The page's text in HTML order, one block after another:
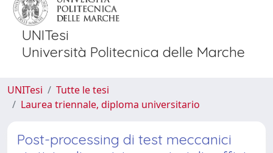
UNITesi
Università Politecnica delle Marche
UNITesi
Tutte le tesi
Laurea triennale, diploma universitario
Post-processing di test meccanici